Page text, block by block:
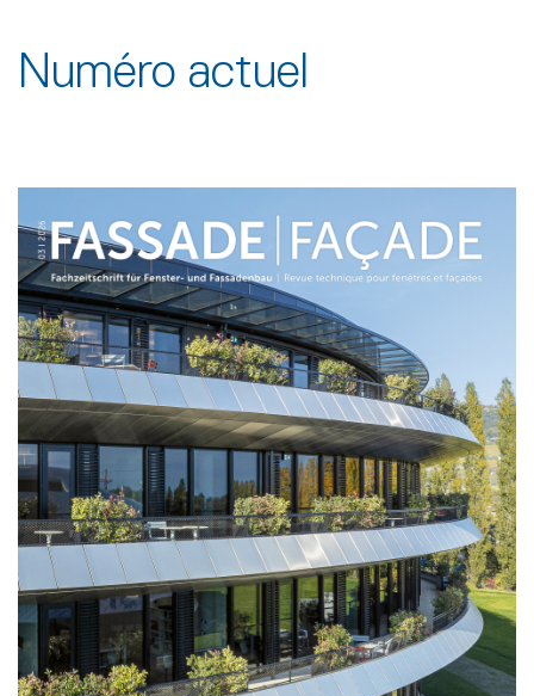
Numéro actuel